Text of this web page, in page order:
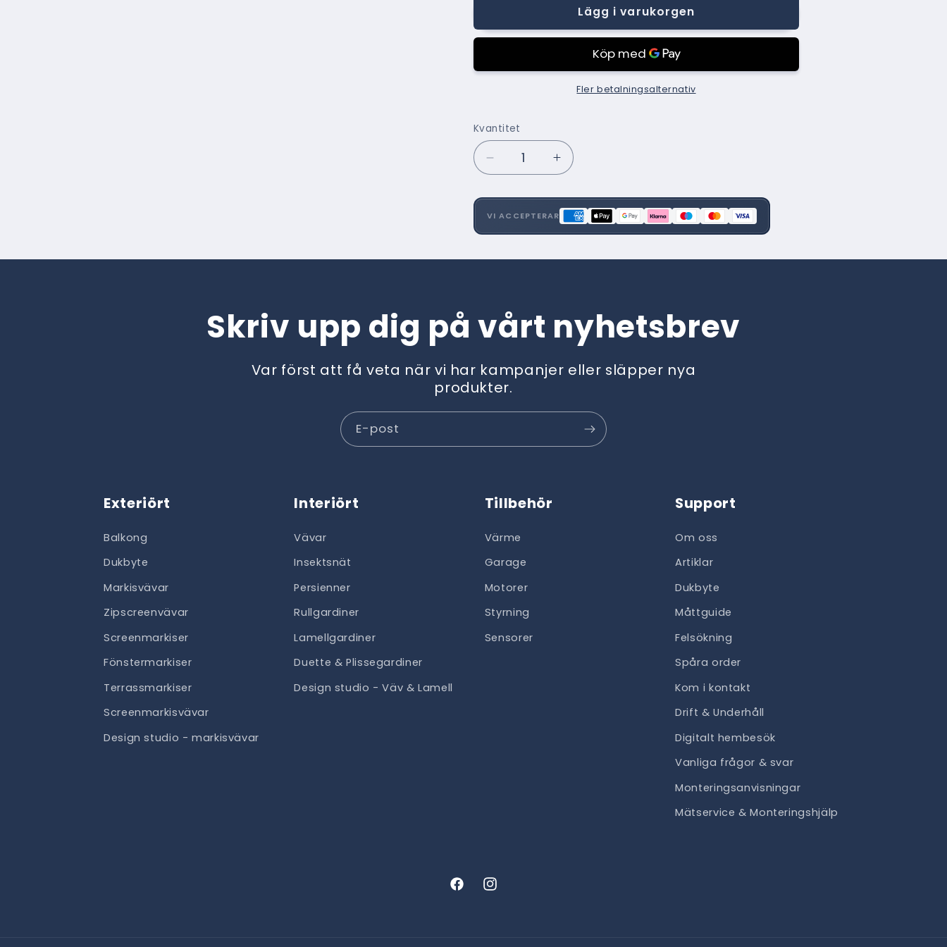
Lägg i varukorgen
Fler betalningsalternativ
Kvantitet
Minska
kvantitet
för
Serge
032
Öka
kvantitet
för
Serge
600
032
VI ACCEPTERAR
Skriv upp dig på vårt nyhetsbrev
Var först att få veta när vi har kampanjer eller släpper nya
produkter.
E-post
Exteriört
Balkong
Dukbyte
Markisvävar
Zipscreenvävar
Screenmarkiser
Fönstermarkiser
Terrassmarkiser
Screenmarkisvävar
Design studio - markisvävar
Interiört
Vävar
Insektsnät
Persienner
Rullgardiner
Lamellgardiner
Duette & Plissegardiner
Design studio - Väv & Lamell
Tillbehör
Värme
Garage
Motorer
Styrning
Sensorer
Support
Om oss
Artiklar
Dukbyte
Måttguide
Felsökning
Spåra order
Kom i kontakt
Drift & Underhåll
Digitalt hembesök
Vanliga frågor & svar
Monteringsanvisningar
Mätservice & Monteringshjälp
FacebookInstagram